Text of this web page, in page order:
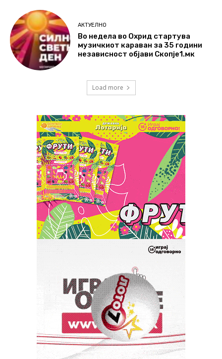
АКТУЕЛНО
Во недела во Охрид стартува
музичкиот караван за 35 години
независност објави Скопје1.мк
Load more